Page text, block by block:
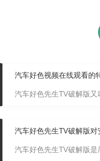
汽车好色视频在线观看的
汽车好色先生TV破解版又
汽车好色先生TV破解版
汽车好色先生TV破解版是